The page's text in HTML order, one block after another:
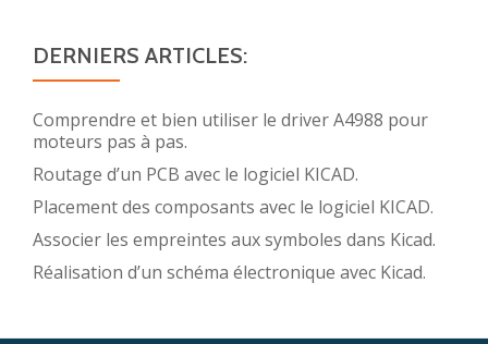
DERNIERS ARTICLES:
Comprendre et bien utiliser le driver A4988 pour
moteurs pas à pas.
Routage d’un PCB avec le logiciel KICAD.
Placement des composants avec le logiciel KICAD.
Associer les empreintes aux symboles dans Kicad.
Réalisation d’un schéma électronique avec Kicad.